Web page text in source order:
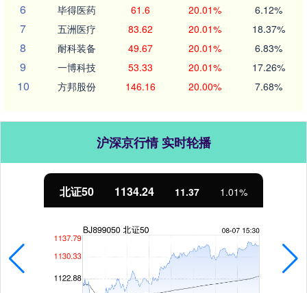
6 毕得医药 61.6 20.01% 6.12%
7 五洲医疗 83.62 20.01% 18.37%
8 耐科装备 49.67 20.01% 6.83%
9 一博科技 53.33 20.01% 17.26%
10 方邦股份 146.16 20.00% 7.68%
沪深京行情 实时轮播
北证50 1134.24 11.37 1.01%